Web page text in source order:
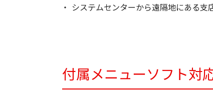
システムセンターから遠隔地にある支
付属メニューソフト対